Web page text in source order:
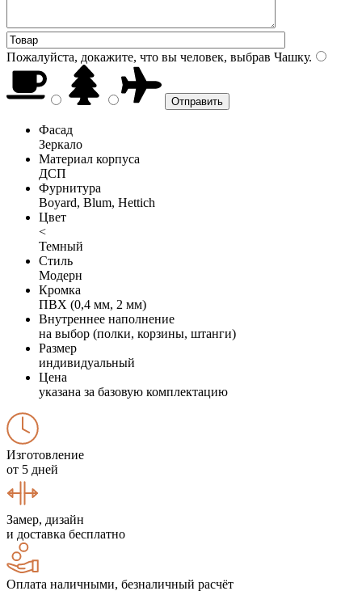
Пожалуйста, докажите, что вы человек, выбрав Чашку.
Фасад
Зеркало
Материал корпуса
ДСП
Фурнитура
Boyard, Blum, Hettich
Цвет
<
Темный
Стиль
Модерн
Кромка
ПВХ (0,4 мм, 2 мм)
Внутреннее наполнение
на выбор (полки, корзины, штанги)
Размер
индивидуальный
Цена
указана за базовую комплектацию
Изготовление
от 5 дней
Замер, дизайн
и доставка бесплатно
Оплата наличными, безналичный расчёт